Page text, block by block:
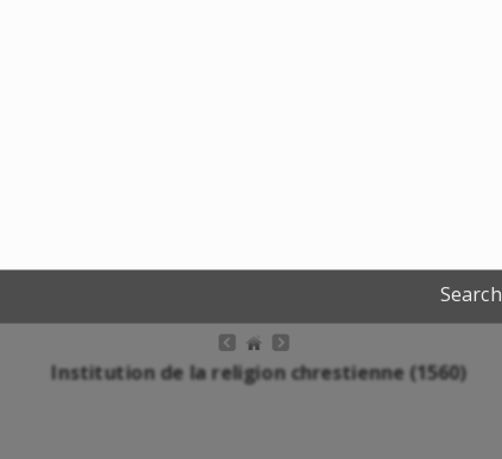
Search
Institution de la religion chrestienne (1560)